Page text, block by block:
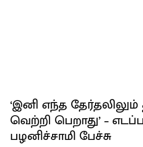
‘இனி எந்த தேர்தலிலும்
வெற்றி பெறாது’ –
பழனிச்சாமி பேச்சு